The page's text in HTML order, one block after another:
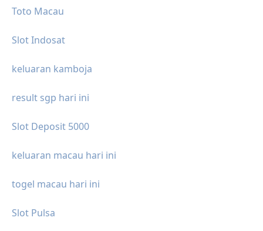
Toto Macau
Slot Indosat
keluaran kamboja
result sgp hari ini
Slot Deposit 5000
keluaran macau hari ini
togel macau hari ini
Slot Pulsa